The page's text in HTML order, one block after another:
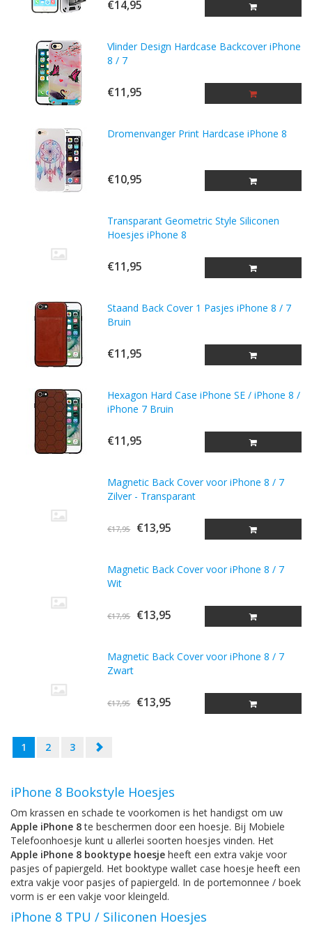
€14,95
Vlinder Design Hardcase Backcover iPhone
8 / 7
€11,95
Dromenvanger Print Hardcase iPhone 8
€10,95
Transparant Geometric Style Siliconen
Hoesjes iPhone 8
€11,95
Staand Back Cover 1 Pasjes iPhone 8 / 7
Bruin
€11,95
Hexagon Hard Case iPhone SE / iPhone 8 /
iPhone 7 Bruin
€11,95
Magnetic Back Cover voor iPhone 8 / 7
Zilver - Transparant
€17,95 €13,95
Magnetic Back Cover voor iPhone 8 / 7
Wit
€17,95 €13,95
Magnetic Back Cover voor iPhone 8 / 7
Zwart
€17,95 €13,95
1 2 3
iPhone 8 Bookstyle Hoesjes
Om krassen en schade te voorkomen is het handigst om uw
Apple iPhone 8te beschermen door een hoesje. Bij Mobiele
Telefoonhoesje kunt u allerlei soorten hoesjes vinden. Het
Apple iPhone 8 booktype hoesje heeft een extra vakje voor
pasjes of papiergeld. Het booktype wallet case hoesje heeft een
extra vakje voor pasjes of papiergeld. In de portemonnee / boek
vorm is er een vakje voor kleingeld.
iPhone 8 TPU / Siliconen Hoesjes